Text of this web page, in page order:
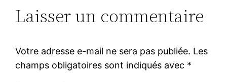
Laisser un commentaire
Votre adresse e-mail ne sera pas publiée. Les
champs obligatoires sont indiqués avec *